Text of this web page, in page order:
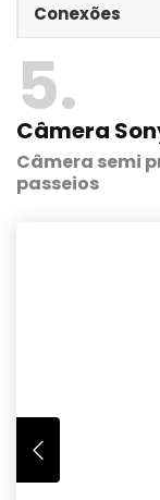
Conexões
5
Câmera
Câmera semi
passeios